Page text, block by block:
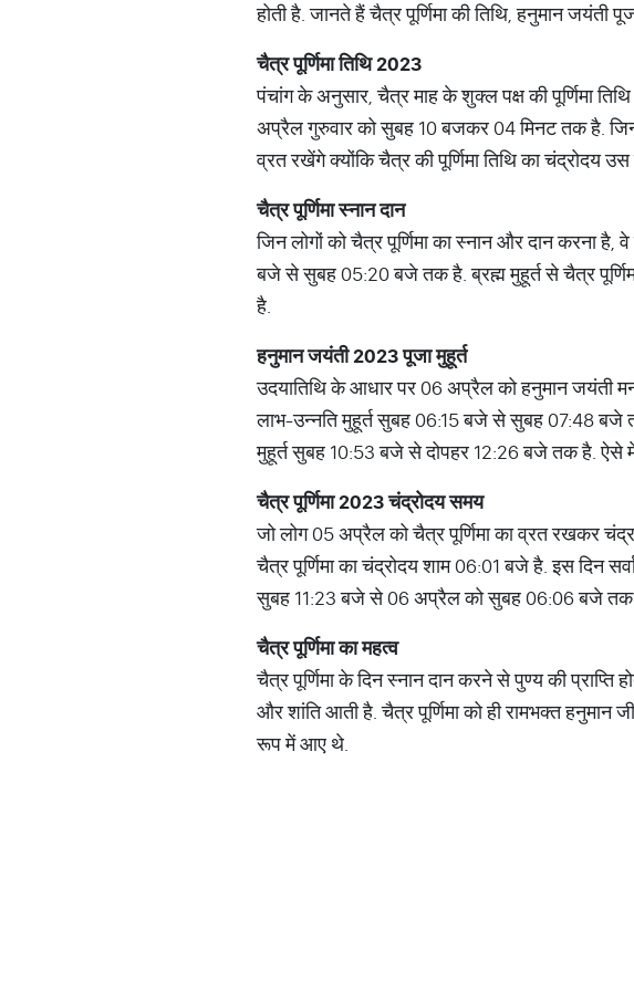
होती है. जानते हैं चैत्र पूर्णिमा की तिथि, हनुमान जयंती
चैत्रपूर्णिमातिथि2023
पंचांग के अनुसार, चैत्र माह के शुक्ल पक्ष की पूर्णिमा
अप्रैल गुरुवार को सुबह 10 बजकर 04 मिनट तक है.
व्रत रखेंगे क्योंकि चैत्र की पूर्णिमा तिथि का चंद्रोदय उस
चैत्रपूर्णिमास्नानदान
जिन लोगों को चैत्र पूर्णिमा का स्नान और दान करना
बजे से सुबह 05:20 बजे तक है. ब्रह्म मुहूर्त से चैत्र
है.
हनुमानजयंती2023पूजामुहूर्त
उदयातिथि के आधार पर 06 अप्रैल को हनुमान जयंती
लाभ-उन्नति मुहूर्त सुबह 06:15 बजे से सुबह 07:48 बजे
मुहूर्त सुबह 10:53 बजे से दोपहर 12:26 बजे तक है.
चैत्रपूर्णिमा2023चंद्रोदयसमय
जो लोग 05 अप्रैल को चैत्र पूर्णिमा का व्रत रखकर
चैत्र पूर्णिमा का चंद्रोदय शाम 06:01 बजे है. इस दिन
सुबह 11:23 बजे से 06 अप्रैल को सुबह 06:06 बजे तक
चैत्रपूर्णिमाकामहत्व
चैत्र पूर्णिमा के दिन स्नान दान करने से पुण्य की
और शांति आती है. चैत्र पूर्णिमा को ही रामभक्त हनुमान
रूप में आए थे.